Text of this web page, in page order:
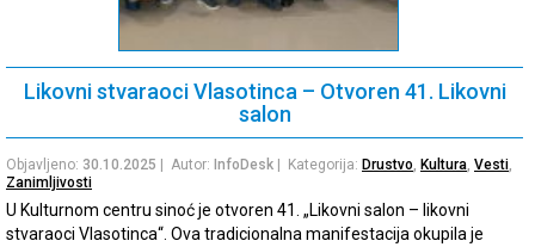
Likovni stvaraoci Vlasotinca – Otvoren 41. Likovni
salon
Objavljeno: 30.10.2025 | Autor: InfoDesk | Kategorija: Drustvo, Kultura, Vesti,
Zanimljivosti
U Kulturnom centru sinoć je otvoren 41. „Likovni salon – likovni
stvaraoci Vlasotinca“. Ova tradicionalna manifestacija okupila je